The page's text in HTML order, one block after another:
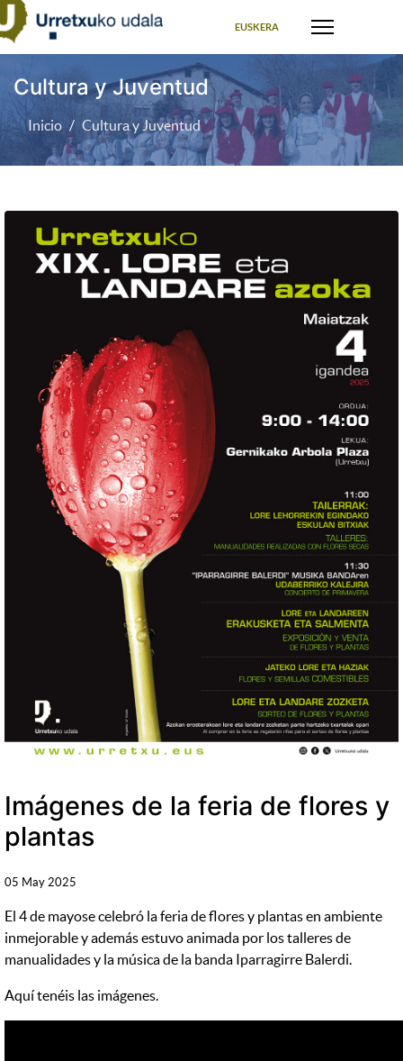
EUSKERA
Cultura y Juventud
Inicio Cultura y Juventud
Imágenes de la feria de flores y
plantas
05 May 2025
El 4 de mayose celebró la feria de flores y plantas en ambiente
inmejorable y además estuvo animada por los talleres de
manualidades y la música de la banda Iparragirre Balerdi.
Aquí tenéis las imágenes.